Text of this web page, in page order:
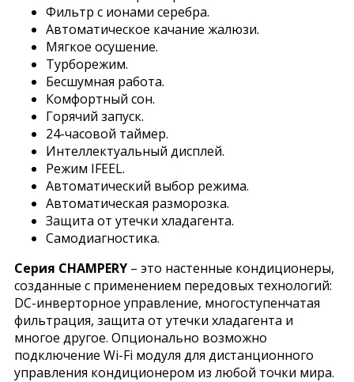
Фильтр с ионами серебра.
Автоматическое качание жалюзи.
Мягкое осушение.
Турборежим.
Бесшумная работа.
Комфортный сон.
Горячий запуск.
24-часовой таймер.
Интеллектуальный дисплей.
Режим IFEEL.
Автоматический выбор режима.
Автоматическая разморозка.
Защита от утечки хладагента.
Самодиагностика.
Серия CHAMPERY – это настенные кондиционеры,
созданные с применением передовых технологий:
DC-инверторное управление, многоступенчатая
фильтрация, защита от утечки хладагента и
многое другое. Опционально возможно
подключение Wi-Fi модуля для дистанционного
управления кондиционером из любой точки мира.